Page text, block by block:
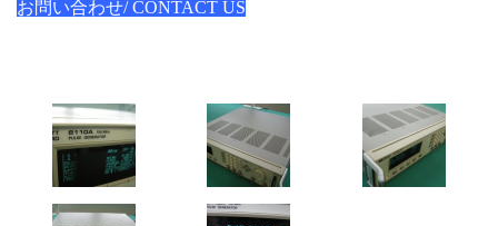
お問い合わせ/ CONTACT US